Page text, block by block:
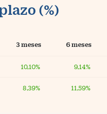
(%)
3 meses 6 meses
10,10% 9,14%
8,39% 11,59%